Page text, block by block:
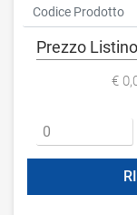
Prezzo Listino
€
Prezzo